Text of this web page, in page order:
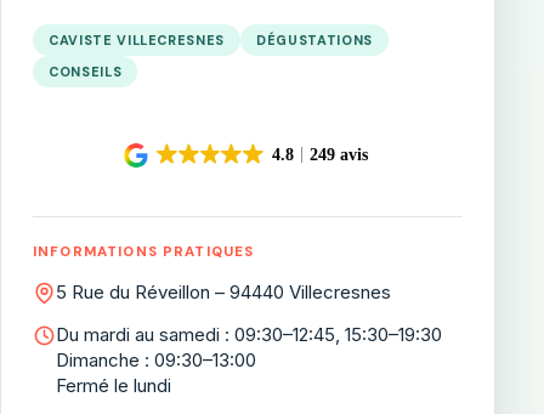
CAVISTE VILLECRESNES
DÉGUSTATIONS
CONSEILS
INFORMATIONS PRATIQUES
5 Rue du Réveillon – 94440 Villecresnes
Du mardi au samedi : 09:30–12:45, 15:30–19:30
Dimanche : 09:30–13:00
Fermé le lundi